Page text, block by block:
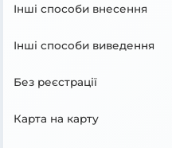
Інші способи внесення
Інші способи виведення
Без реєстрації
Карта на карту